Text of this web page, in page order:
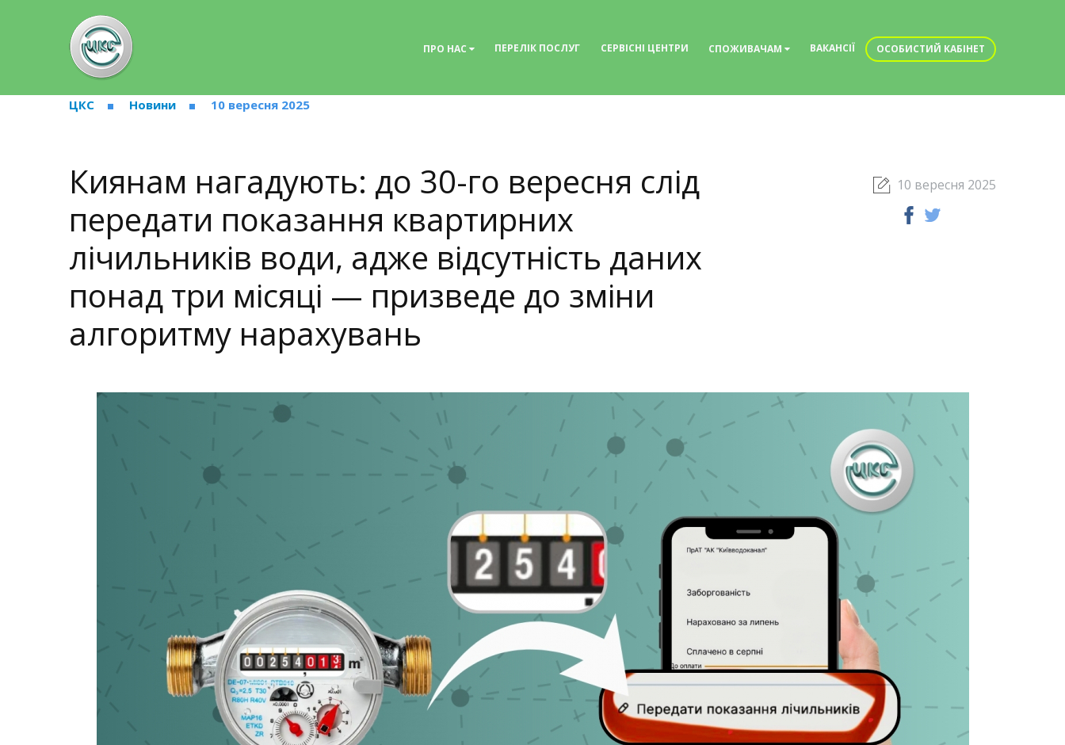
ПРО НАС ПЕРЕЛІК ПОСЛУГ СЕРВІСНІ ЦЕНТРИ СПОЖИВАЧАМ ВАКАНСІЇ ОСОБИСТИЙ КАБІНЕТ
ЦКС Новини 10 вересня 2025
10 вересня 2025
Киянам нагадують: до 30-го вересня слід
передати показання квартирних
лічильників води, адже відсутність даних
понад три місяці — призведе до зміни
алгоритму нарахувань